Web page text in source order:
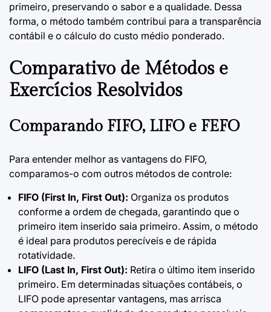
primeiro, preservando o sabor e a qualidade. Dessa
forma, o método também contribui para a transparência
contábil e o cálculo do custo médio ponderado.
Comparativo de Métodos e
Exercícios Resolvidos
Comparando FIFO, LIFO e FEFO
Para entender melhor as vantagens do FIFO,
comparamos-o com outros métodos de controle:
FIFO (First In, First Out): Organiza os produtos
conforme a ordem de chegada, garantindo que o
primeiro item inserido saia primeiro. Assim, o método
é ideal para produtos perecíveis e de rápida
rotatividade.
LIFO (Last In, First Out): Retira o último item inserido
primeiro. Em determinadas situações contábeis, o
LIFO pode apresentar vantagens, mas arrisca